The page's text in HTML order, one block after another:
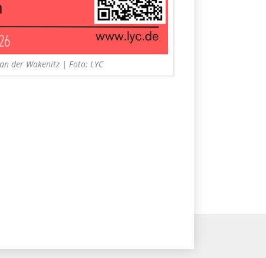
der Wakenitz | Foto: LYC